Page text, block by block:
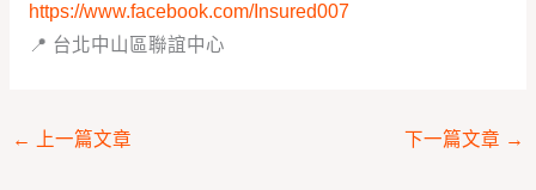
https://www.facebook.com/Insured007
📍 台北中山區聯誼中心
← 上一篇文章 下一篇文章 →